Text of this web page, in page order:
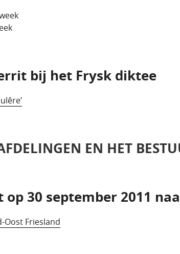
bij het Frysk diktee
EN HET
30 september 2011
Oost Friesland